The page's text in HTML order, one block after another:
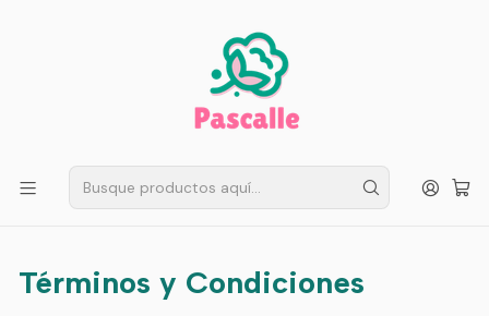
Compras sobre $50.000
Términos y Condiciones Actualizados
Actualizados
Términos y Condiciones